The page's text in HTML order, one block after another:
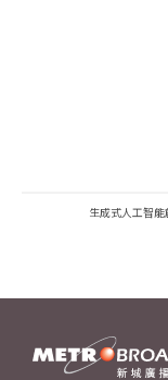
生成式人工智